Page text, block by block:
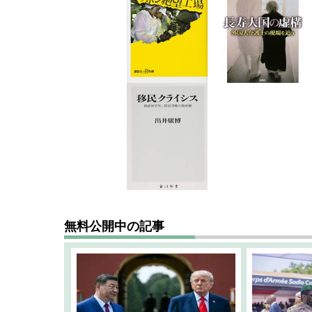
無料公開中の記事